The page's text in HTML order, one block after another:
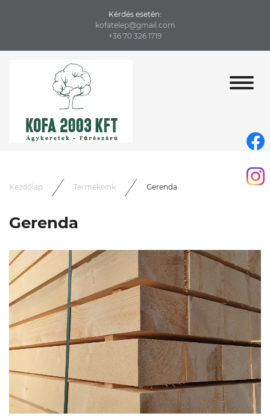
Kérdés esetén:
kofatelep@gmail.com
+36 70 326 1719
Kezdőlap Termékeink Gerenda
Gerenda